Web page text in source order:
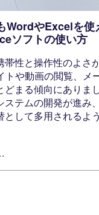
WordやExcelを使
ソフトの使い方
性と操作性のよさ
トや動画の閲覧、メ
どまる傾向にありま
ステムの開発が進み
として多用されるよ